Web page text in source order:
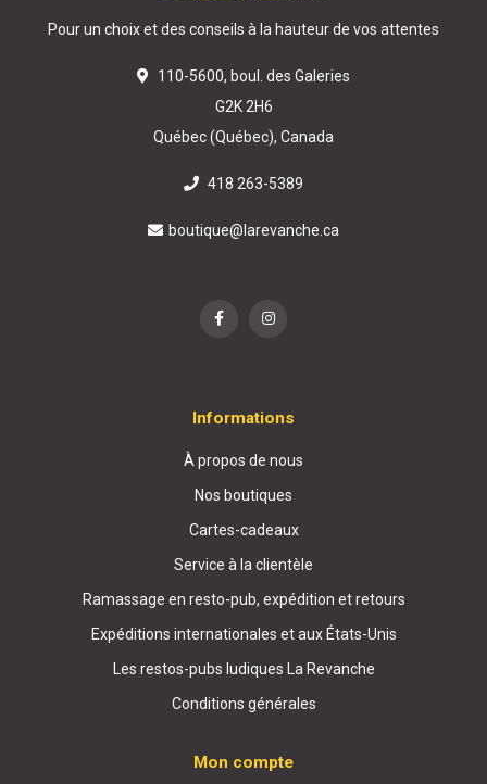
Pour un choix et des conseils à la hauteur de vos attentes
110-5600, boul. des Galeries
G2K 2H6
Québec (Québec), Canada
418 263-5389
boutique@larevanche.ca
Informations
À propos de nous
Nos boutiques
Cartes-cadeaux
Service à la clientèle
Ramassage en resto-pub, expédition et retours
Expéditions internationales et aux États-Unis
Les restos-pubs ludiques La Revanche
Conditions générales
Mon compte